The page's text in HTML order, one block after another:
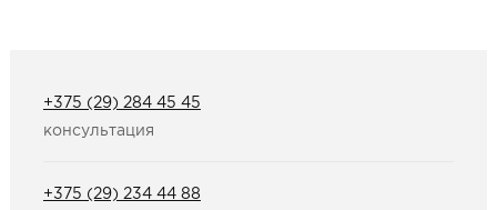
+375 (29) 284 45 45
консультация
+375 (29) 234 44 88